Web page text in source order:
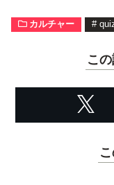
カルチャー #
こ